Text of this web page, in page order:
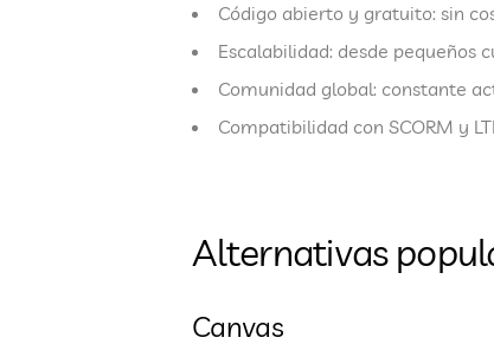
Código abierto y gratuito: sin
Escalabilidad: desde pequeños
Comunidad global: constante
Compatibilidad con SCORM y LTI
Alternativas
Canvas